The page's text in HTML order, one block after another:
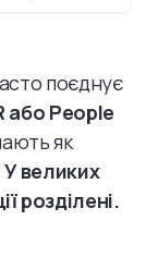
поєднує
або People
як
У великих
розділені.